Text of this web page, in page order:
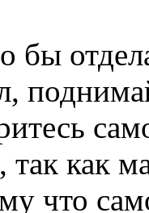
как
что